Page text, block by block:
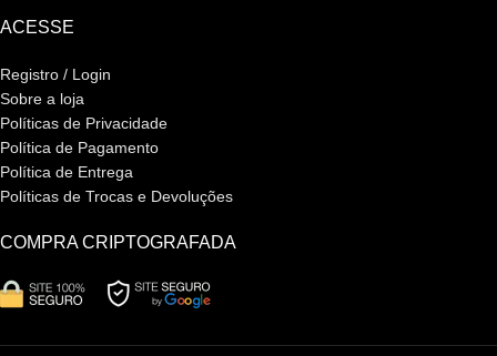
ACESSE
Registro / Login
Sobre a loja
Políticas de Privacidade
Política de Pagamento
Política de Entrega
Políticas de Trocas e Devoluções
COMPRA CRIPTOGRAFADA